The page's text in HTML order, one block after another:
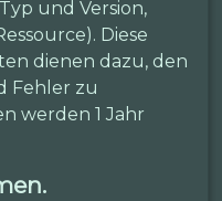
und Version,
Diese
dienen dazu, den
Fehler zu
werden 1 Jahr